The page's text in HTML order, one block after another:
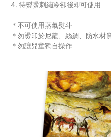
4. 待熨燙刺繡冷卻後即可使用
＊不可使用蒸氣熨斗
＊勿燙印於尼龍、絲綢、防水材
＊勿讓兒童獨自操作